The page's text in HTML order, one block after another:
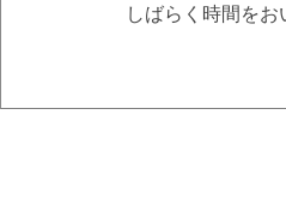
しばらく時間を